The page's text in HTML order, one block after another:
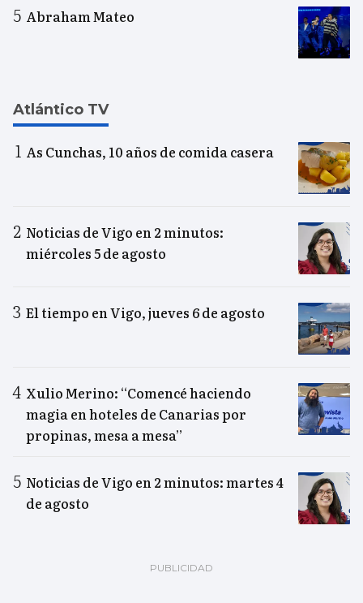
Abraham Mateo
Atlántico TV
As Cunchas, 10 años de comida casera
Noticias de Vigo en 2 minutos:
miércoles 5 de agosto
El tiempo en Vigo, jueves 6 de agosto
Xulio Merino: “Comencé haciendo
magia en hoteles de Canarias por
propinas, mesa a mesa”
Noticias de Vigo en 2 minutos: martes 4
de agosto